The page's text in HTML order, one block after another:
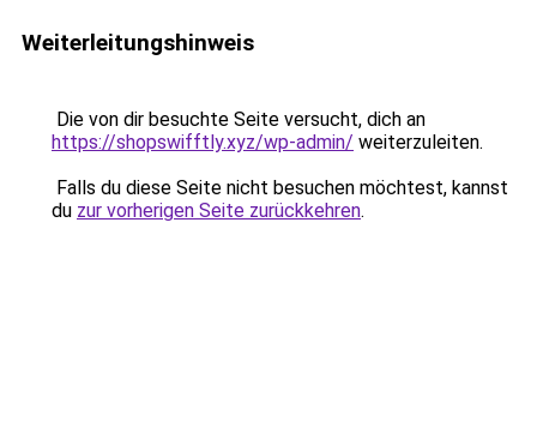
Weiterleitungshinweis
Die von dir besuchte Seite versucht, dich an
https://shopswifftly.xyz/wp-admin/ weiterzuleiten.
Falls du diese Seite nicht besuchen möchtest, kannst
du zur vorherigen Seite zurückkehren.